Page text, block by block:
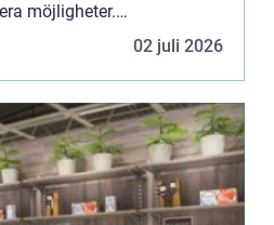
möjligheter.
ett av alternativen.
02 juli 2026